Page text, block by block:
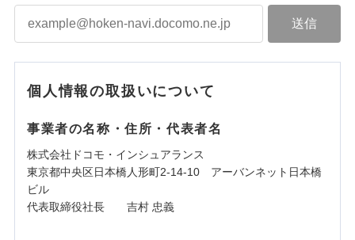
個人情報の取扱いについて
事業者の名称・住所・代表者名
株式会社ドコモ・インシュアランス
東京都中央区日本橋人形町2-14-10 アーバンネット日本橋
ビル
代表取締役社長 吉村 忠義